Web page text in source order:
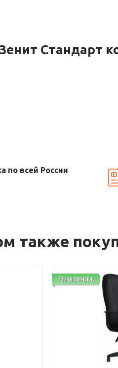
Стандарт
по всей России
также
В наличии